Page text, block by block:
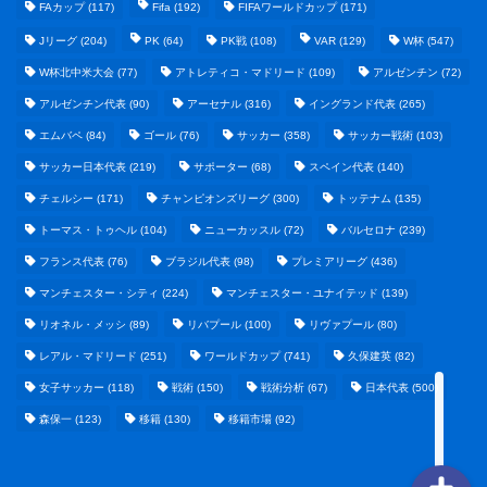
FAカップ (117) Fifa (192) FIFAワールドカップ (171)
Jリーグ (204) PK (64) PK戦 (108) VAR (129) W杯 (547)
W杯北中米大会 (77) アトレティコ・マドリード (109) アルゼンチン (72)
アルゼンチン代表 (90) アーセナル (316) イングランド代表 (265)
エムバペ (84) ゴール (76) サッカー (358) サッカー戦術 (103)
サッカー日本代表 (219) サポーター (68) スペイン代表 (140)
チェルシー (171) チャンピオンズリーグ (300) トッテナム (135)
トーマス・トゥヘル (104) ニューカッスル (72) バルセロナ (239)
フランス代表 (76) ブラジル代表 (98) プレミアリーグ (436)
マンチェスター・シティ (224) マンチェスター・ユナイテッド (139)
リオネル・メッシ (89) リバプール (100) リヴァプール (80)
レアル・マドリード (251) ワールドカップ (741) 久保建英 (82)
女子サッカー (118) 戦術 (150) 戦術分析 (67) 日本代表 (500)
森保一 (123) 移籍 (130) 移籍市場 (92)
テクノロジーまとめ
ビジネス・経済まとめ